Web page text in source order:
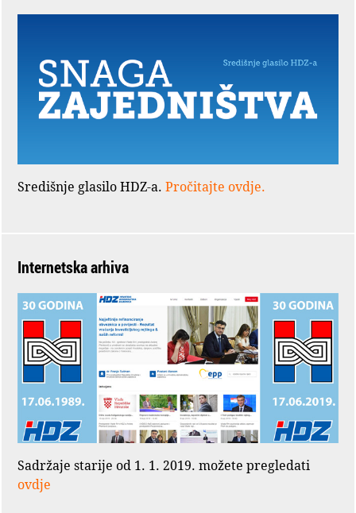
Središnje glasilo HDZ-a. Pročitajte ovdje.
Internetska arhiva
Sadržaje starije od 1. 1. 2019. možete pregledati
ovdje